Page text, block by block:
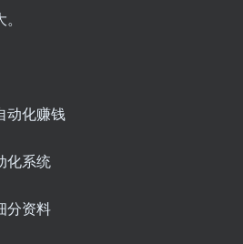
动化赚钱
化系统
分资料